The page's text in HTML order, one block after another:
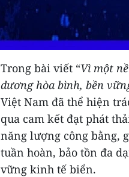
Trong bài viết “Vì một
dương hòa bình, bền
Việt Nam đã thể hiện
qua cam kết đạt phát
năng lượng công bằng,
tuần hoàn, bảo tồn đa
vững kinh tế biển.